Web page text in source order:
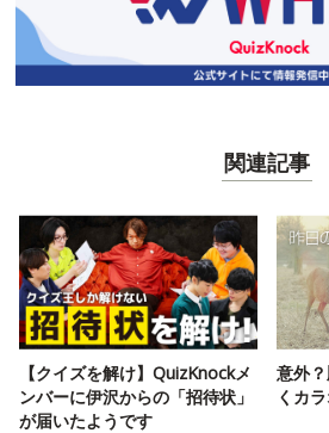
関連記事
【クイズを解け】QuizKnockメ
ンバーに伊沢からの「招待状」
が届いたようです
意外
くカ